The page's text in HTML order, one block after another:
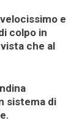
e
colpo in
che al
sistema di